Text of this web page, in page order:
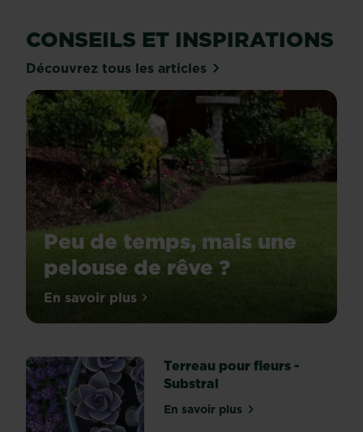
CONSEILS ET INSPIRATIONS
Découvrez tous les articles
Peu de temps, mais une
pelouse de rêve ?
En savoir plussur Peu de temps, mais une pelouse de
Terreau pour fleurs -
Substral
En savoir plussur Terreau pour fleurs -